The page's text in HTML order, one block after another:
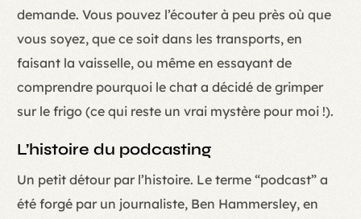
demande. Vous pouvez l’écouter à peu près où que
vous soyez, que ce soit dans les transports, en
faisant la vaisselle, ou même en essayant de
comprendre pourquoi le chat a décidé de grimper
sur le frigo (ce qui reste un vrai mystère pour moi !).
L’histoire du podcasting
Un petit détour par l’histoire. Le terme “podcast” a
été forgé par un journaliste, Ben Hammersley, en